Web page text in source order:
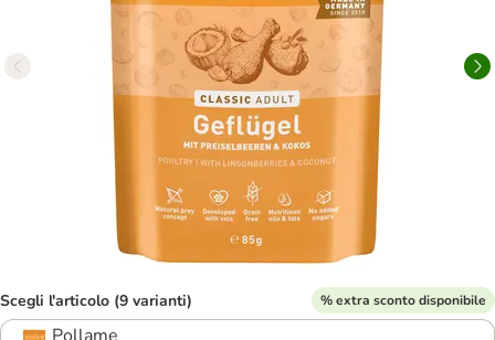
Scegli l'articolo (9 varianti) % extra sconto disponibile